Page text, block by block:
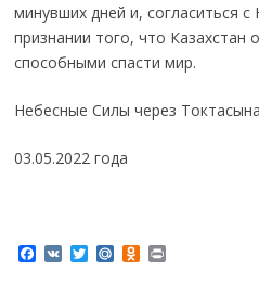
минувших дней и, согласиться
признании того, что Казахстан
способными спасти мир.
Небесные Силы через
03.05.2022 года
Facebook
VKTwitterMail.RuOdnoklassniki
Print